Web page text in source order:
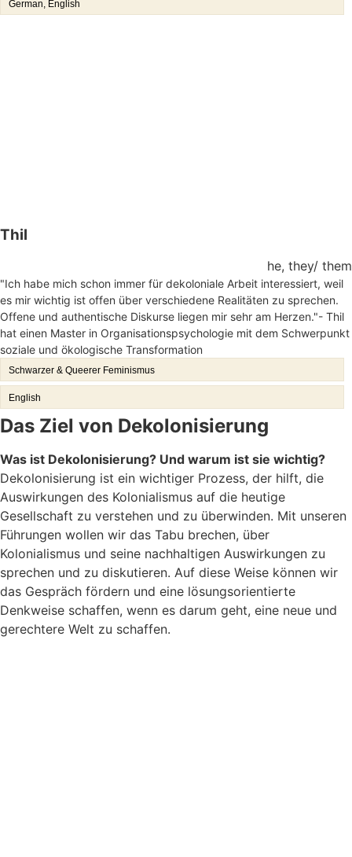
German, English
Thil
he, they/ them
"Ich habe mich schon immer für dekoloniale Arbeit interessiert, weil
es mir wichtig ist offen über verschiedene Realitäten zu sprechen.
Offene und authentische Diskurse liegen mir sehr am Herzen."- Thil
hat einen Master in Organisationspsychologie mit dem Schwerpunkt
soziale und ökologische Transformation
Schwarzer & Queerer Feminismus
English
Das Ziel von Dekolonisierung
Was ist Dekolonisierung? Und warum ist sie wichtig?
Dekolonisierung ist ein wichtiger Prozess, der hilft, die
Auswirkungen des Kolonialismus auf die heutige
Gesellschaft zu verstehen und zu überwinden. Mit unseren
Führungen wollen wir das Tabu brechen, über
Kolonialismus und seine nachhaltigen Auswirkungen zu
sprechen und zu diskutieren. Auf diese Weise können wir
das Gespräch fördern und eine lösungsorientierte
Denkweise schaffen, wenn es darum geht, eine neue und
gerechtere Welt zu schaffen.